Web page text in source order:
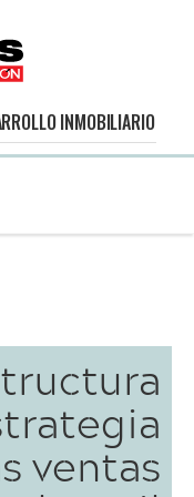
INMOBILIARIO
ventas